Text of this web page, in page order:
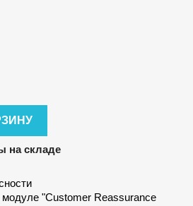
на складе
модуле "Customer Reassurance